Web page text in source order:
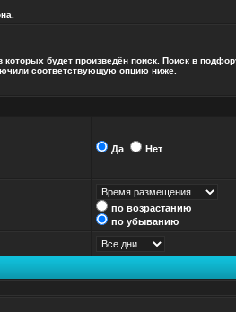
будет произведён поиск. Поиск в
соответствующую опцию ниже.
Да Нет
по возрастанию
по убыванию